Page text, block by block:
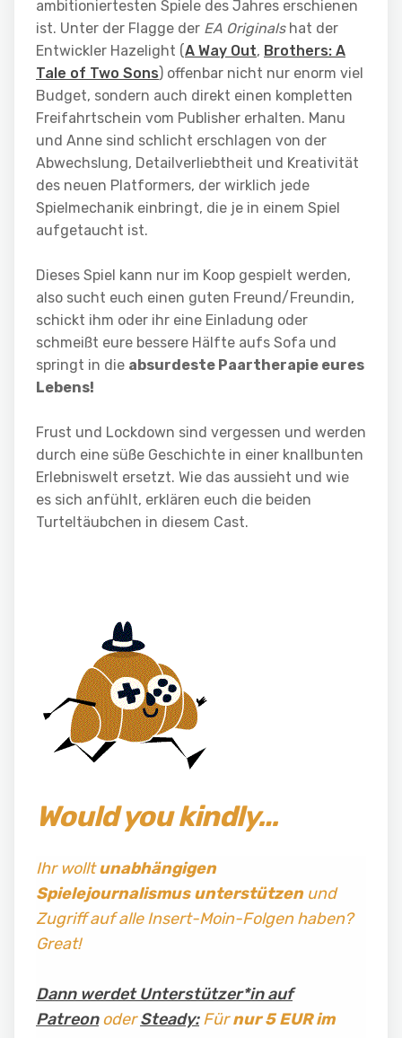
ambitioniertesten Spiele des Jahres erschienen
ist. Unter der Flagge der EA Originalshat der
Entwickler Hazelight (A Way Out, Brothers: A
Tale of Two Sons) offenbar nicht nur enorm viel
Budget, sondern auch direkt einen kompletten
Freifahrtschein vom Publisher erhalten. Manu
und Anne sind schlicht erschlagen von der
Abwechslung, Detailverliebtheit und Kreativität
des neuen Platformers, der wirklich jede
Spielmechanik einbringt, die je in einem Spiel
aufgetaucht ist.
Dieses Spiel kann nur im Koop gespielt werden,
also sucht euch einen guten Freund/Freundin,
schickt ihm oder ihr eine Einladung oder
schmeißt eure bessere Hälfte aufs Sofa und
springt in die absurdeste Paartherapie eures
Lebens!
Frust und Lockdown sind vergessen und werden
durch eine süße Geschichte in einer knallbunten
Erlebniswelt ersetzt. Wie das aussieht und wie
es sich anfühlt, erklären euch die beiden
Turteltäubchen in diesem Cast.
Would you kindly…
Ihr wolltunabhängigen
Spielejournalismus unterstützenund
Zugriff auf alle Insert-Moin-Folgen haben?
Great!
Dann werdet Unterstützer*in auf
PatreonoderSteady:Fürnur 5 EUR im